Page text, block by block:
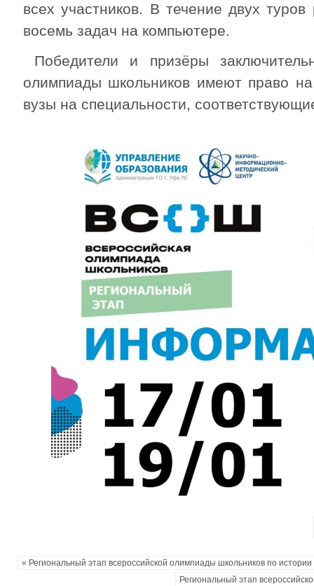
всех участников. В течение двух
восемь задач на компьютере.
Победители и призёры
олимпиады школьников имеют право
вузы на специальности,
« Региональный этап всероссийской олимпиады школьников по истории
Региональный этап